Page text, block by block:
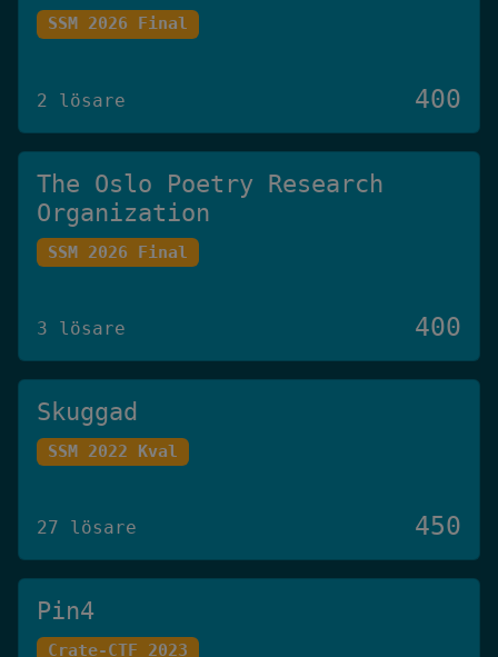
SSM 2026 Final
2 lösare 400
The Oslo Poetry Research
Organization
SSM 2026 Final
3 lösare 400
Skuggad
SSM 2022 Kval
27 lösare 450
Pin4
Crate-CTF 2023